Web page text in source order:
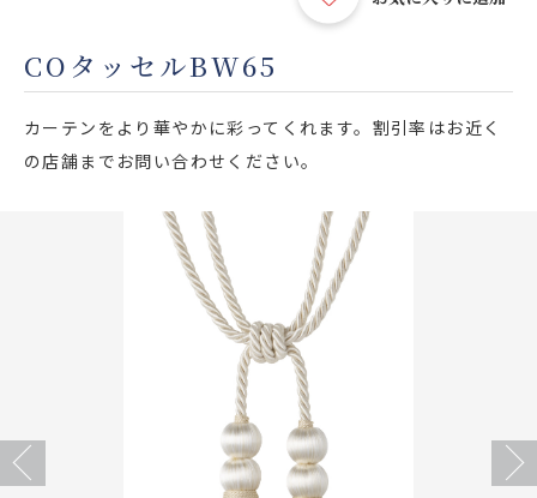
製品をさがす
店舗をさがす
私たちのこだわり
COタッセルBW65
カーテンをより華やかに彩ってくれます。割引率はお近く
の店舗までお問い合わせください。
Previous Next